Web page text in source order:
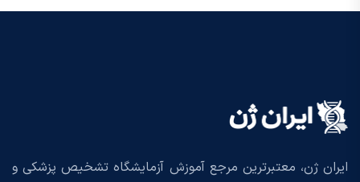
ایران ژن، معتبرترین مرجع آموزش آزمایشگاه تشخیص پزشکی و